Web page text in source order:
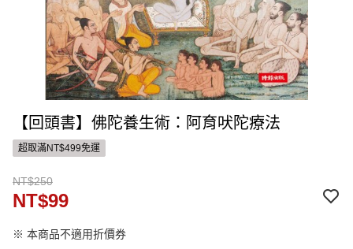
【回頭書】佛陀養生術：阿育吠陀療法
超取滿NT$499免運
NT$250
NT$99
※ 本商品不適用折價券